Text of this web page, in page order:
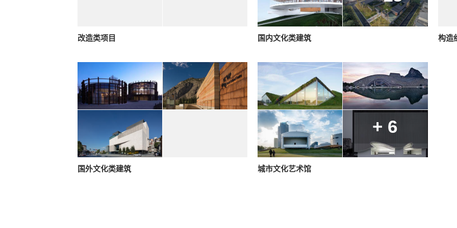
改造类项目 国内文化类建筑 构造
国外文化类建筑
+ 6
城市文化艺术馆